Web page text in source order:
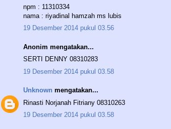
npm : 11310334
nama : riyadinal hamzah ms lubis
19 Desember 2014 pukul 03.56
Anonim mengatakan...
SERTI DENNY 08310283
19 Desember 2014 pukul 03.58
Unknown mengatakan...
Rinasti Norjanah Fitriany 08310263
19 Desember 2014 pukul 03.58